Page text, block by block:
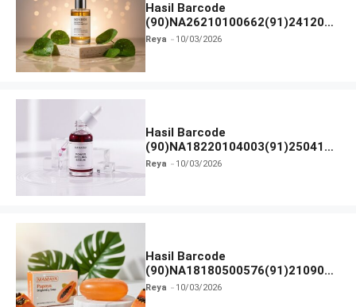
Hasil Barcode
(90)NA26210100662(91)241203
dan Izin BPOM
Reya 10/03/2026
Hasil Barcode
(90)NA18220104003(91)250418
dan Izin BPOM
Reya 10/03/2026
Hasil Barcode
(90)NA18180500576(91)210906
dan Izin BPOM
Reya 10/03/2026